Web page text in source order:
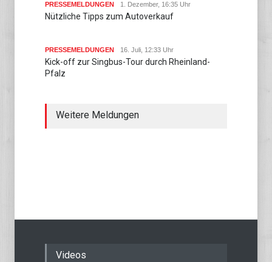
PRESSEMELDUNGEN 1. Dezember, 16:35 Uhr
Nützliche Tipps zum Autoverkauf
PRESSEMELDUNGEN 16. Juli, 12:33 Uhr
Kick-off zur Singbus-Tour durch Rheinland-
Pfalz
Weitere Meldungen
Videos